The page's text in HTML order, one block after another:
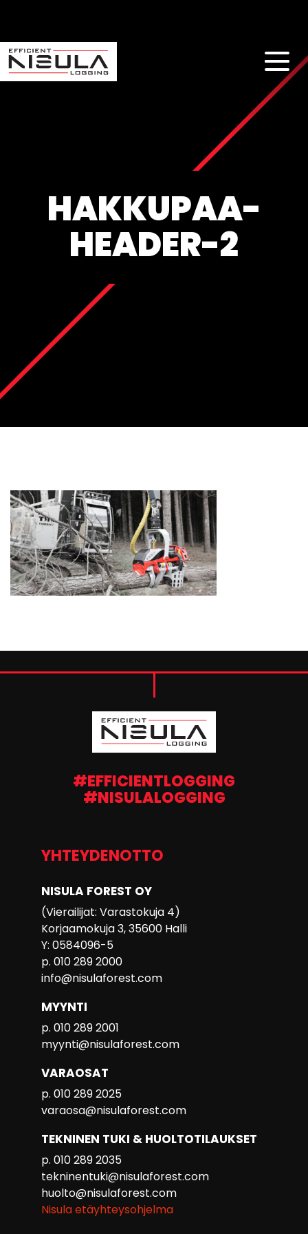
HAKKUPAA-
HEADER-2
#EFFICIENTLOGGING
#NISULALOGGING
YHTEYDENOTTO
NISULA FOREST OY
(Vierailijat: Varastokuja 4)
Korjaamokuja 3, 35600 Halli
Y: 0584096-5
p. 010 289 2000
info@nisulaforest.com
MYYNTI
p. 010 289 2001
myynti@nisulaforest.com
VARAOSAT
p. 010 289 2025
varaosa@nisulaforest.com
TEKNINEN TUKI & HUOLTOTILAUKSET
p. 010 289 2035
tekninentuki@nisulaforest.com
huolto@nisulaforest.com
Nisula etäyhteysohjelma